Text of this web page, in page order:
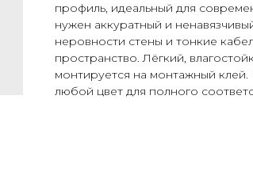
профиль, идеальный для
нужен аккуратный и
неровности стены и тонкие
пространство. Лёгкий,
монтируется на монтажный
любой цвет для полного